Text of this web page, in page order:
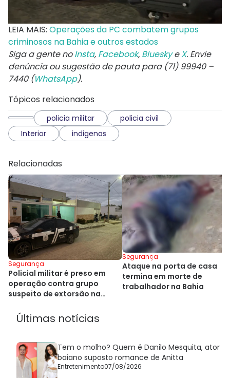
LEIA MAIS: Operações da PC combatem grupos
criminosos na Bahia e outros estados
Siga a gente noInsta, Facebook, BlueskyeX. Envie
denúncia ou sugestão de pauta para (71) 99940 –
7440 (WhatsApp).
Tópicos relacionados
policia militar
policia civil
Interior
indigenas
Relacionadas
Segurança
Policial militar é preso em
operação contra grupo
suspeito de extorsão na
Segurança
Ataque na porta de casa
termina em morte de
trabalhador na Bahia
Últimas notícias
Tem o molho? Quem é Danilo Mesquita, ator
baiano suposto romance de Anitta
Entretenimento07/08/2026